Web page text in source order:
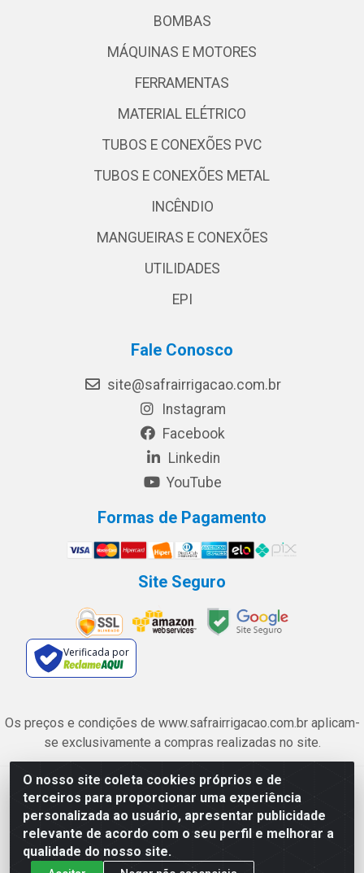
O nosso site coleta cookies próprios e de
terceiros para proporcionar uma experiência
personalizada ao usuário, apresentar publicidade
relevante de acordo com o seu perfil e melhorar a
qualidade do nosso site.
BOMBAS
MÁQUINAS E MOTORES
FERRAMENTAS
MATERIAL ELÉTRICO
TUBOS E CONEXÕES PVC
TUBOS E CONEXÕES METAL
INCÊNDIO
MANGUEIRAS E CONEXÕES
UTILIDADES
EPI
Fale Conosco
site@safrairrigacao.com.br
Instagram
Facebook
Linkedin
YouTube
Formas de Pagamento
Site Seguro
Verificada por
Os preços e condições de www.safrairrigacao.com.br aplicam-
se exclusivamente a compras realizadas no site.
Safra Agrícola e Pecuária LTDA - Avenida Castelo Branco, 5330 -
Esplanada dos Anicuns, Goiânia/GO - CEP 74.433-205 - CNPJ
06.315.490/0001-00